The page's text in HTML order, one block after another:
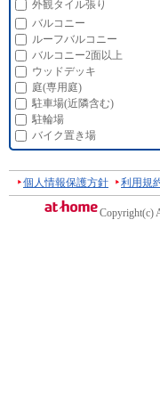
外観タイル張り
バルコニー
ルーフバルコニー
バルコニー2面以上
ウッドデッキ
庭(専用庭)
駐車場(近隣含む)
駐輪場
バイク置き場
個人情報保護方針 利用規
Copyright(c)